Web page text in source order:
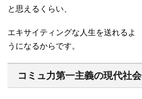
と思えるくらい、
エキサイティングな人生を送れるよ
うになるからです。
コミュ力第一主義の現代社会